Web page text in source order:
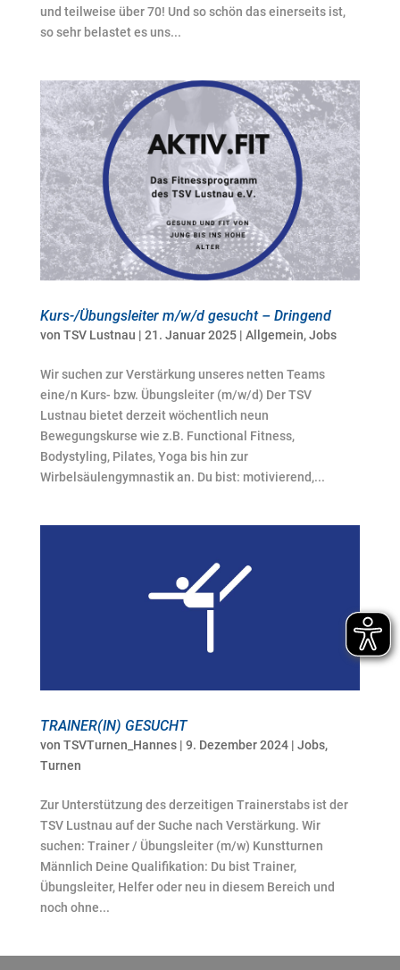
und teilweise über 70! Und so schön das einerseits ist,
so sehr belastet es uns...
Kurs-/Übungsleiter m/w/d gesucht – Dringend
von TSV Lustnau | 21. Januar 2025| Allgemein,Jobs
Wir suchen zur Verstärkung unseres netten Teams
eine/n Kurs- bzw. Übungsleiter (m/w/d) Der TSV
Lustnau bietet derzeit wöchentlich neun
Bewegungskurse wie z.B. Functional Fitness,
Bodystyling, Pilates, Yoga bis hin zur
Wirbelsäulengymnastik an. Du bist: motivierend,...
TRAINER(IN) GESUCHT
von TSVTurnen_Hannes| 9. Dezember 2024| Jobs,
Turnen
Zur Unterstützung des derzeitigen Trainerstabs ist der
TSV Lustnau auf der Suche nach Verstärkung. Wir
suchen: Trainer / Übungsleiter (m/w) Kunstturnen
Männlich Deine Qualifikation: Du bist Trainer,
Übungsleiter, Helfer oder neu in diesem Bereich und
noch ohne...